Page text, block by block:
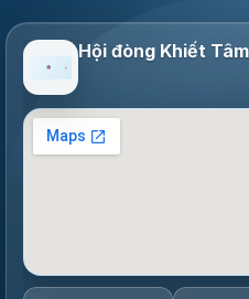
Hội đòng Khiết